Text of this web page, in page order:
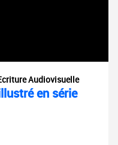
Audiovisuelle
en série